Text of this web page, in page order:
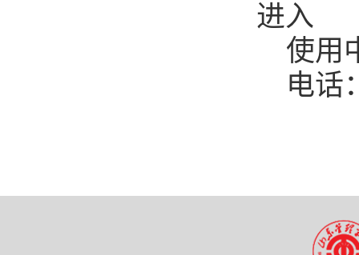
进入
使用
电话